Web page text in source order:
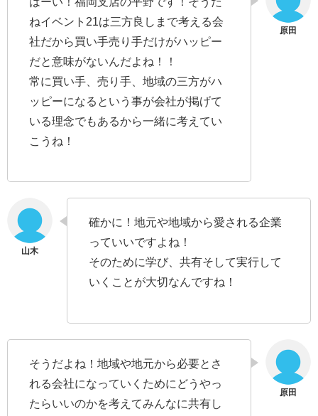
ねイベント21は三方良しまで考える会
社だから買い手売り手だけがハッピー
だと意味がないんだよね！！
常に買い手、売り手、地域の三方がハ
ッピーになるという事が会社が掲げて
いる理念でもあるから一緒に考えてい
こうね！
確かに！地元や地域から愛される企業
っていいですよね！
そのために学び、共有そして実行して
いくことが大切なんですね！
そうだよね！地域や地元から必要とさ
れる会社になっていくためにどうやっ
たらいいのかを考えてみんなに共有し